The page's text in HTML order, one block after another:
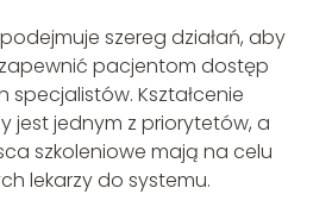
szereg działań, aby
pacjentom dostęp
Kształcenie
jest jednym z priorytetów, a
szkoleniowe mają na celu
lekarzy do systemu.